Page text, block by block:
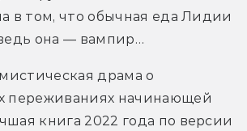
в том, что обычная еда Лидии
она — вампир…
драма о
переживаниях начинающей
книга 2022 года по версии